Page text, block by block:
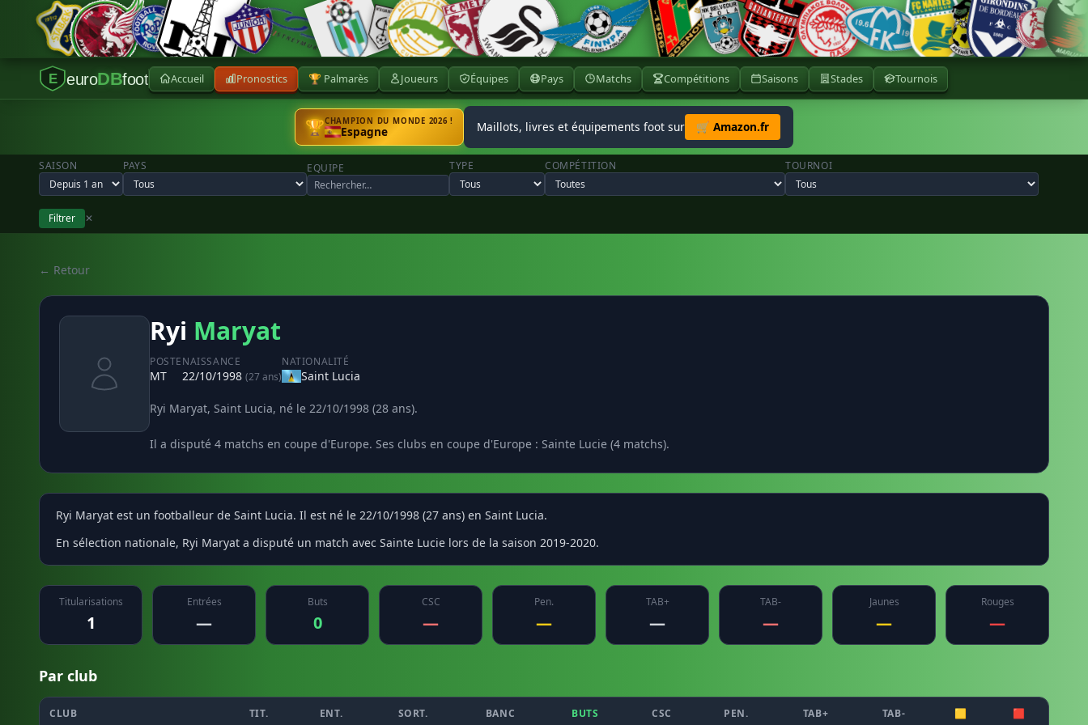
E euroDBfoot Accueil Pronostics 🏆 Palmarès Joueurs Équipes Pays Matchs Compétitions Saisons Stades Tournois
🏆CHAMPION DU MONDE 2026 !
Espagne Maillots, livres et équipements foot sur 🛒 Amazon.fr
SAISON PAYS EQUIPE TYPE COMPÉTITION TOURNOI
Filtrer ✕
← Retour
Ryi Maryat
POSTE
MT
NAISSANCE
22/10/1998 (27 ans)
NATIONALITÉ
Saint Lucia
Ryi Maryat, Saint Lucia, né le 22/10/1998 (28 ans).
Il a disputé 4 matchs en coupe d'Europe. Ses clubs en coupe d'Europe : Sainte Lucie (4 matchs).
Ryi Maryat est un footballeur de Saint Lucia. Il est né le 22/10/1998 (27 ans) en Saint Lucia.
En sélection nationale, Ryi Maryat a disputé un match avec Sainte Lucie lors de la saison 2019-2020.
Titularisations
1
Entrées
—
Buts
0
CSC
—
Pen.
—
TAB+
—
TAB-
—
Jaunes
—
Rouges
—
Par club
CLUB TIT. ENT. SORT. BANC BUTS CSC PEN. TAB+ TAB- 🟨 🟥